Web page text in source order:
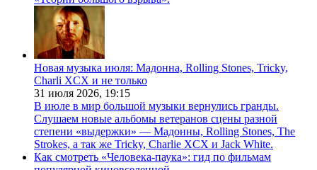
Новая музыка июля: Мадонна, Rolling Stones, Tricky,
Charli XCX и не только
31 июля 2026, 19:15
В июле в мир большой музыки вернулись гранды.
Слушаем новые альбомы ветеранов сцены разной
степени «выдержки» — Мадонны, Rolling Stones, The
Strokes, а так же Tricky, Charlie XCX и Jack White.
Как смотреть «Человека-паука»: гид по фильмам